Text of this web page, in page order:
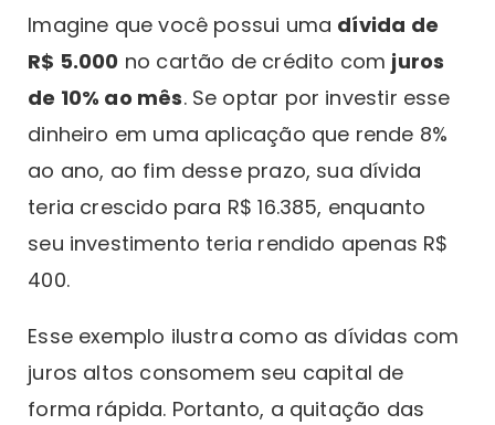
Imagine que você possui uma dívida de
R$ 5.000 no cartão de crédito com juros
de 10% ao mês. Se optar por investir esse
dinheiro em uma aplicação que rende 8%
ao ano, ao fim desse prazo, sua dívida
teria crescido para R$ 16.385, enquanto
seu investimento teria rendido apenas R$
400.
Esse exemplo ilustra como as dívidas com
juros altos consomem seu capital de
forma rápida. Portanto, a quitação das